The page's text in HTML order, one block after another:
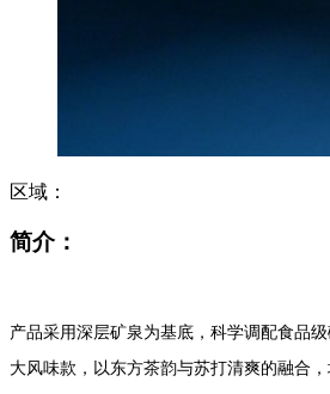
区域：
简介：
产品采用深层矿泉为基底，科学调配食品
大风味款，以东方茶韵与苏打清爽的融合